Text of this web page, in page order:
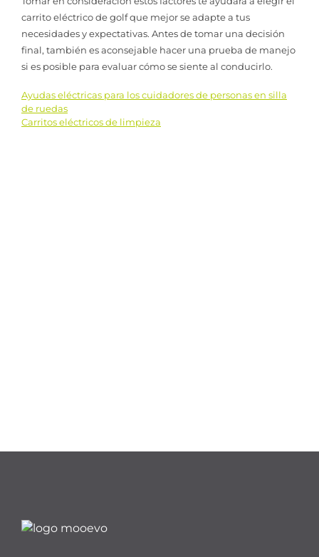
carrito eléctrico de golf que mejor se adapte a tus
necesidades y expectativas. Antes de tomar una decisión
final, también es aconsejable hacer una prueba de manejo
si es posible para evaluar cómo se siente al conducirlo.
Navegación
Ayudas eléctricas para los cuidadores de personas en silla
de ruedas
Carritos eléctricos de limpieza